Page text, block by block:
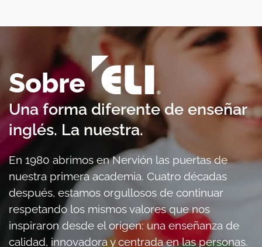
Sobre
Una forma diferente de enseñar
inglés. La nuestra.
En 1980 abrimos en Nervión las puertas de
nuestra primera academia. Cuatro décadas
después, estamos orgullosos de continuar
respetando los mismos valores que nos
inspiraron desde el origen: una enseñanza de
calidad, innovadora y centrada en las personas.